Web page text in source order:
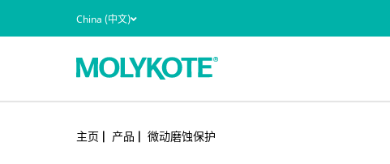
China (中文)
产品类型
案例研究
主页 产品 微动磨蚀保护